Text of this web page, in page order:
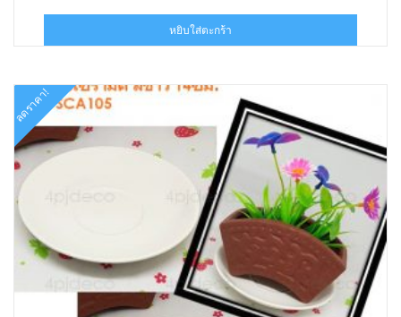
was:
฿60.00.฿25.00.
หยิบใส่ตะกร้า
ลดราคา!